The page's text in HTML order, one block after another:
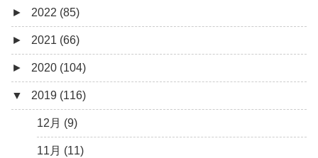
7月 (1)
5月 (2)
4月 (3)
3月 (1)
9月 (1)
8月 (1)
7月 (8)
6月 (5)
5月 (7)
4月 (9)
► 2022 (85)
12月 (3)
10月 (1)
9月 (4)
8月 (5)
7月 (5)
► 2021 (66)
12月 (4)
11月 (8)
10月 (1)
8月 (2)
► 2020 (104)
12月 (7)
11月 (10)
10月 (8)
▼ 2019 (116)
12月 (9)
11月 (11)